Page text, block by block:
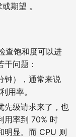
期望 。
查饱和度可以进
问题：
钟），通常来说
用率。
先级请求来了，也
用率到 70% 时
明显。而 CPU 则